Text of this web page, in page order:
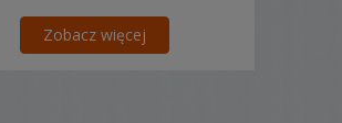
że mamy jeszcze wiele do
i poznania.
Zobacz więcej